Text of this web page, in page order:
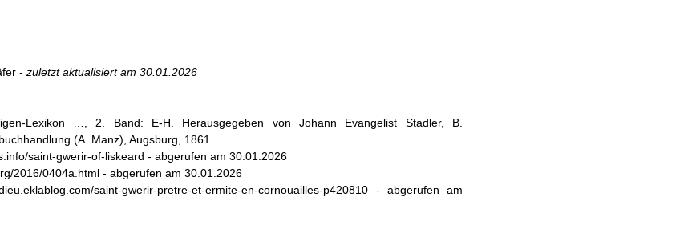
- zuletzt aktualisiert am 30.01.2026
Lexikon …, 2. Band: E-H. Herausgegeben von Johann Evangelist Stadler, B.
(A. Manz), Augsburg, 1861
saint-gwerir-of-liskeard - abgerufen am 30.01.2026
2016/0404a.html - abgerufen am 30.01.2026
saint-gwerir-pretre-et-ermite-en-cornouailles-p420810 - abgerufen am